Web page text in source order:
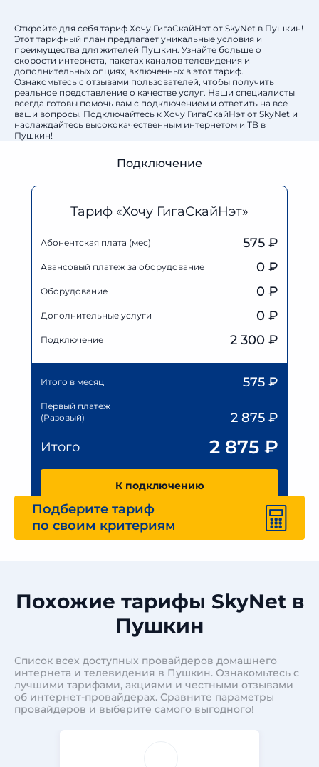
Откройте для себя тариф Хочу ГигаСкайНэт от SkyNet в Пушкин!
Этот тарифный план предлагает уникальные условия и
преимущества для жителей Пушкин. Узнайте больше о
скорости интернета, пакетах каналов телевидения и
дополнительных опциях, включенных в этот тариф.
Ознакомьтесь с отзывами пользователей, чтобы получить
реальное представление о качестве услуг. Наши специалисты
всегда готовы помочь вам с подключением и ответить на все
ваши вопросы. Подключайтесь к Хочу ГигаСкайНэт от SkyNet и
наслаждайтесь высококачественным интернетом и ТВ в
Пушкин!
Подключение
Тариф «Хочу ГигаСкайНэт»
Абонентская плата (мес) 575 ₽
Авансовый платеж за оборудование 0 ₽
Оборудование 0 ₽
Дополнительные услуги 0 ₽
Подключение 2 300 ₽
Итого в месяц 575 ₽
Первый платеж
(Разовый)
2 875 ₽
Итого
2 875 ₽
К подключению
Подберите тариф
по своим критериям
Похожие тарифы SkyNet в
Пушкин
Список всех доступных провайдеров домашнего
интернета и телевидения в Пушкин. Ознакомьтесь с
лучшими тарифами, акциями и честными отзывами
об интернет-провайдерах. Сравните параметры
провайдеров и выберите самого выгодного!